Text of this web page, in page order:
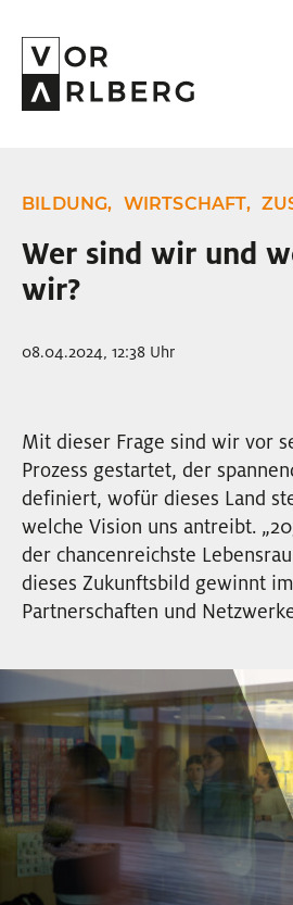
PROJEKTE
VISION
EVENTS
NEWSLETTER
BILDUNG, WIRTSCHAFT,
Wer sind wir und
wir?
08.04.2024, 12:38 Uhr
Mit dieser Frage sind wir vor
Prozess gestartet, der
definiert, wofür dieses Land
welche Vision uns antreibt.
der chancenreichste
dieses Zukunftsbild gewinnt
Partnerschaften und